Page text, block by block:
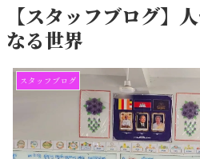
【スタッフブログ】
なる世界
スタッフブログ